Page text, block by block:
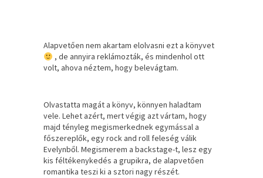
Alapvetően nem akartam elolvasni ezt a könyvet
, de annyira reklámozták, és mindenhol ott
volt, ahova néztem, hogy belevágtam.
Olvastatta magát a könyv, könnyen haladtam
vele. Lehet azért, mert végig azt vártam, hogy
majd tényleg megismerkednek egymással a
főszereplők, egy rock and roll feleség válik
Evelynből. Megismerem a backstage-t, lesz egy
kis féltékenykedés a grupikra, de alapvetően
romantika teszi ki a sztori nagy részét.